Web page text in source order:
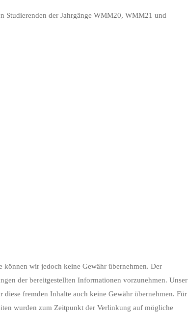
Studierenden der Jahrgänge WMM20, WMM21 und
wir jedoch keine Gewähr übernehmen. Der
der bereitgestellten Informationen vorzunehmen. Unser
fremden Inhalte auch keine Gewähr übernehmen. Für
wurden zum Zeitpunkt der Verlinkung auf mögliche